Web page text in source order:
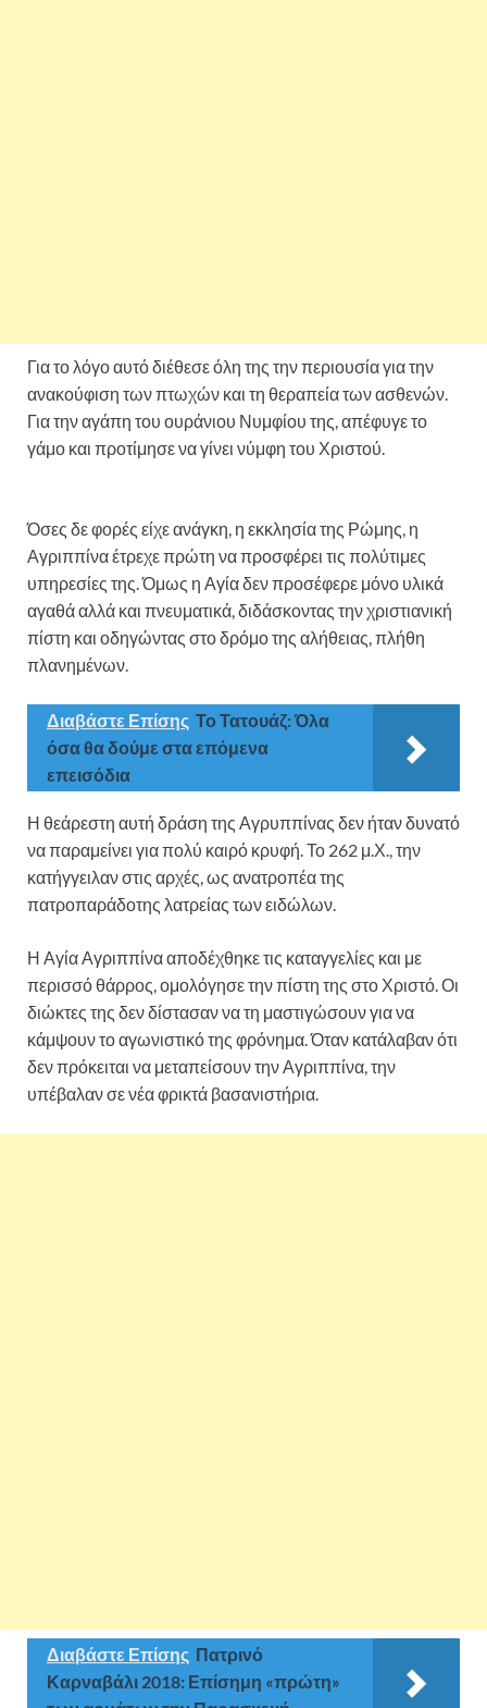
Για το λόγο αυτό διέθεσε όλη της την περιουσία για την
ανακούφιση των πτωχών και τη θεραπεία των ασθενών.
Για την αγάπη του ουράνιου Νυμφίου της, απέφυγε το
γάμο και προτίμησε να γίνει νύμφη του Χριστού.
Όσες δε φορές είχε ανάγκη, η εκκλησία της Ρώμης, η
Αγριππίνα έτρεχε πρώτη να προσφέρει τις πολύτιμες
υπηρεσίες της. Όμως η Αγία δεν προσέφερε μόνο υλικά
αγαθά αλλά και πνευματικά, διδάσκοντας την χριστιανική
πίστη και οδηγώντας στο δρόμο της αλήθειας, πλήθη
πλανημένων.
Διαβάστε Επίσης Το Τατουάζ: Όλα
όσα θα δούμε στα επόμενα
επεισόδια
Η θεάρεστη αυτή δράση της Αγρυππίνας δεν ήταν δυνατό
να παραμείνει για πολύ καιρό κρυφή. Το 262 μ.Χ., την
κατήγγειλαν στις αρχές, ως ανατροπέα της
πατροπαράδοτης λατρείας των ειδώλων.
Η Αγία Αγριππίνα αποδέχθηκε τις καταγγελίες και με
περισσό θάρρος, ομολόγησε την πίστη της στο Χριστό. Οι
διώκτες της δεν δίστασαν να τη μαστιγώσουν για να
κάμψουν το αγωνιστικό της φρόνημα. Όταν κατάλαβαν ότι
δεν πρόκειται να μεταπείσουν την Αγριππίνα, την
υπέβαλαν σε νέα φρικτά βασανιστήρια.
Διαβάστε Επίσης Πατρινό
Καρναβάλι 2018: Επίσημη «πρώτη»